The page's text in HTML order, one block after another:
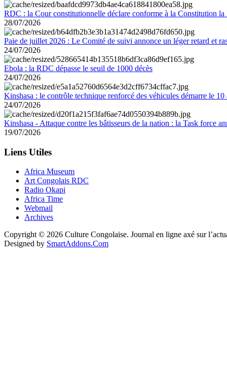
RDC : la Cour constitutionnelle déclare conforme à la Constitution la
28/07/2026
Paie de juillet 2026 : Le Comité de suivi annonce un léger retard et
24/07/2026
Ebola : la RDC dépasse le seuil de 1000 décès
24/07/2026
Kinshasa : le contrôle technique renforcé des véhicules démarre le 10
24/07/2026
Kinshasa - Attaque contre les bâtisseurs de la nation : la Task force
19/07/2026
Liens Utiles
Africa Museum
Art Congolais RDC
Radio Okapi
Africa Time
Webmail
Archives
Copyright © 2026 Culture Congolaise. Journal en ligne axé sur
Designed by SmartAddons.Com